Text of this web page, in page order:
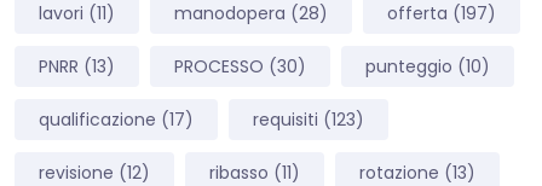
lavori (11) manodopera (28) offerta (197)
PNRR (13) PROCESSO (30) punteggio (10)
qualificazione (17) requisiti (123)
revisione (12) ribasso (11) rotazione (13)